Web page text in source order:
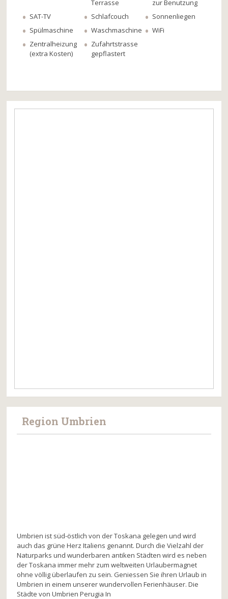
Terrasse
zur Benutzung
SAT-TV
Schlafcouch
Sonnenliegen
Spülmaschine
Waschmaschine
WiFi
Zentralheizung
(extra Kosten)
Zufahrtstrasse
gepflastert
Region Umbrien
Umbrien ist süd-östlich von der Toskana gelegen und wird
auch das grüne Herz Italiens genannt. Durch die Vielzahl der
Naturparks und wunderbaren antiken Städten wird es neben
der Toskana immer mehr zum weltweiten Urlaubermagnet
ohne völlig überlaufen zu sein. Geniessen Sie ihren Urlaub in
Umbrien in einem unserer wundervollen Ferienhäuser. Die
Städte von Umbrien Perugia In